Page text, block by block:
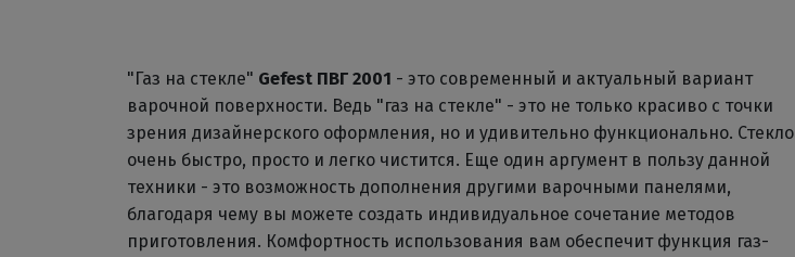
"Газ на стекле" Gefest ПВГ 2001 - это современный и актуальный вариант
варочной поверхности. Ведь "газ на стекле" - это не только красиво с точки
зрения дизайнерского оформления, но и удивительно функционально. Стекло
очень быстро, просто и легко чистится. Еще один аргумент в пользу данной
техники - это возможность дополнения другими варочными панелями,
благодаря чему вы можете создать индивидуальное сочетание методов
приготовления. Комфортность использования вам обеспечит функция газ-